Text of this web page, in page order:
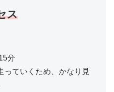
ス
分
っていくため、かなり見